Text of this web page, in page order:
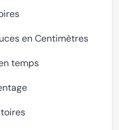
en Centimètres
temps